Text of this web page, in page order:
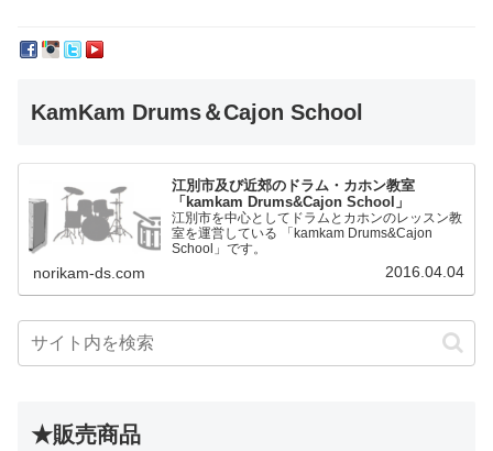
KamKam Drums＆Cajon School
江別市及び近郊のドラム・カホン教室
「kamkam Drums&Cajon School」
江別市を中心としてドラムとカホンのレッスン教
室を運営している 「kamkam Drums&Cajon
School」です。
norikam-ds.com 2016.04.04
★販売商品